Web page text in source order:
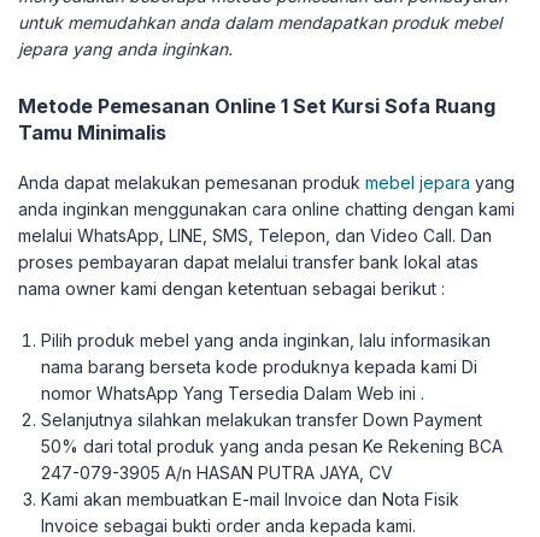
untuk memudahkan anda dalam mendapatkan produk mebel
jepara yang anda inginkan.
Metode Pemesanan Online 1 Set Kursi Sofa Ruang
Tamu Minimalis
Anda dapat melakukan pemesanan produk mebel jepara yang
anda inginkan menggunakan cara online chatting dengan kami
melalui WhatsApp, LINE, SMS, Telepon, dan Video Call. Dan
proses pembayaran dapat melalui transfer bank lokal atas
nama owner kami dengan ketentuan sebagai berikut :
Pilih produk mebel yang anda inginkan, lalu informasikan
nama barang berseta kode produknya kepada kami Di
nomor WhatsApp Yang Tersedia Dalam Web ini .
Selanjutnya silahkan melakukan transfer Down Payment
50% dari total produk yang anda pesan Ke Rekening BCA
247-079-3905 A/n HASAN PUTRA JAYA, CV
Kami akan membuatkan E-mail Invoice dan Nota Fisik
Invoice sebagai bukti order anda kepada kami.